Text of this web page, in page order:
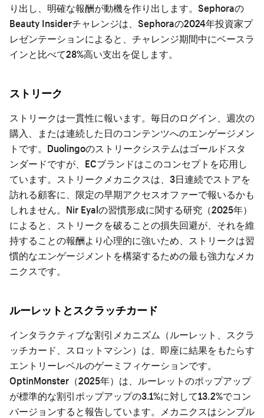
り出し、明確な報酬が動機を作り出します。Sephoraの
Beauty Insiderチャレンジは、Sephoraの2024年投資家プ
レゼンテーションによると、チャレンジ期間中にベースラ
インと比べて28%高い支出を促します。
ストリーク
ストリークは一貫性に報います。毎日のログイン、週次の
購入、または連続した日のコンテンツへのエンゲージメン
トです。Duolingoのストリークシステムはゴールドスタ
ンダードですが、ECブランドはこのコンセプトを応用し
ています。ストリークメカニクスは、3日連続でストアを
訪れる顧客に、限定の早期アクセスオファーで報いるかも
しれません。Nir Eyalの習慣形成に関する研究（2025年）
によると、ストリークを破ることの損失回避が、それを維
持することの報酬より心理的に強いため、ストリークは習
慣的なエンゲージメントを構築するための最も強力なメカ
ニクスです。
ルーレットとスクラッチカード
インタラクティブな割引メカニズム（ルーレット、スクラ
ッチカード、スロットマシン）は、即座に結果をもたらす
エントリーレベルのゲーミフィケーションです。
OptinMonster（2025年）は、ルーレットのポップアップ
が標準的な割引ポップアップの3.1%に対して13.2%でコン
バージョンすると報告しています。メカニクスはシンプル